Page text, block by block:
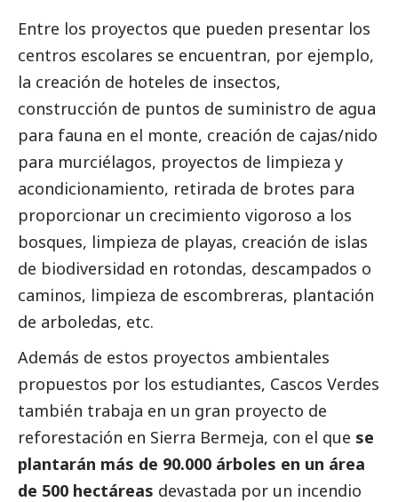
Entre los proyectos que pueden presentar los
centros escolares se encuentran, por ejemplo,
la creación de hoteles de insectos,
construcción de puntos de suministro de agua
para fauna en el monte, creación de cajas/nido
para murciélagos, proyectos de limpieza y
acondicionamiento, retirada de brotes para
proporcionar un crecimiento vigoroso a los
bosques, limpieza de playas, creación de islas
de biodiversidad en rotondas, descampados o
caminos, limpieza de escombreras, plantación
de arboledas, etc.
Además de estos proyectos ambientales
propuestos por los estudiantes, Cascos Verdes
también trabaja en un gran proyecto de
reforestación en Sierra Bermeja, con el que se
plantarán más de 90.000 árboles en un área
de 500 hectáreas devastada por un incendio